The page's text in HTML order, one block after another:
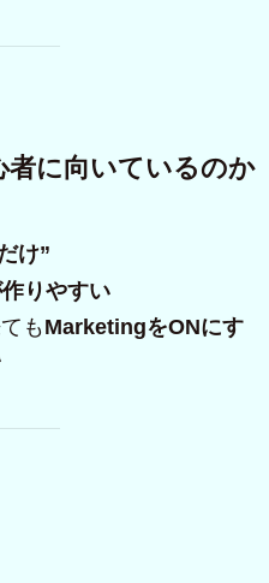
に向いているのか
け”
りやすい
もMarketingをONにす